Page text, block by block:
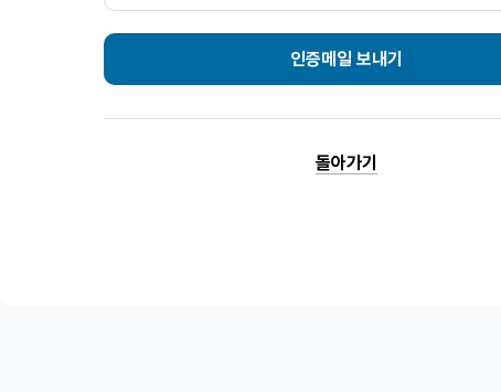
인증메일 보내기
돌아가기